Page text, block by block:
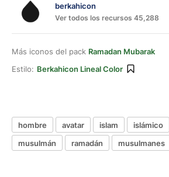
berkahicon
Ver todos los recursos 45,288
Más iconos del pack Ramadan Mubarak
Estilo: Berkahicon Lineal Color
hombre avatar islam islámico
musulmán
ramadán musulmanes